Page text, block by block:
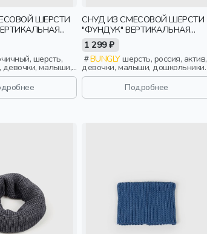
ШЕРСТИ
девочки, малыши,
дети
СНУД ИЗ СМЕСОВОЙ ШЕРСТИ
"ФУНДУК" ВЕРТИКАЛЬНАЯ
ВЯЗКА
1 299 ₽
BUNGLYшерсть, россия, актив,
девочки, малыши, дошкольники,
дети
Подробнее